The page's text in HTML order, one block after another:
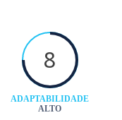
8
ADAPTABILIDADE
ALTO